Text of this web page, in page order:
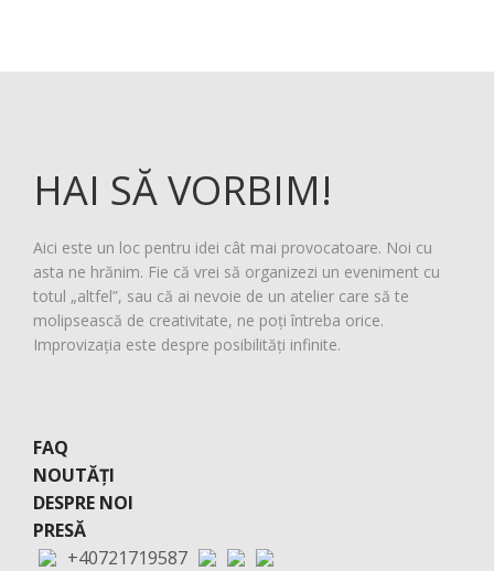
HAI SĂ VORBIM!
Aici este un loc pentru idei cât mai provocatoare. Noi cu
asta ne hrănim. Fie că vrei să organizezi un eveniment cu
totul „altfel”, sau că ai nevoie de un atelier care să te
molipsească de creativitate, ne poți întreba orice.
Improvizația este despre posibilități infinite.
FAQ
NOUTĂȚI
DESPRE NOI
PRESĂ
+40721719587